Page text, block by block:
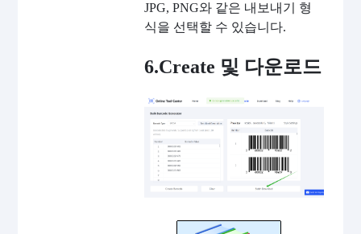
JPG, PNG와 같은 내보내기 형
식을 선택할 수 있습니다.
6.Create 및 다운로드